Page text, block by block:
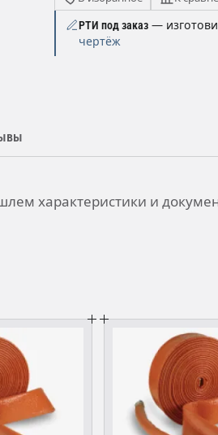
РТИ под заказ —
чертёж
характеристики и